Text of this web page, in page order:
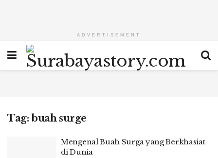
ADVERTISEMENT
Tag: buah surge
Mengenal Buah Surga yang Berkhasiat
di Dunia